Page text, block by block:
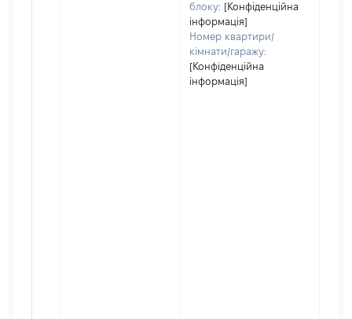
блоку: [Конфіденційна
інформація]
Номер квартири/
кімнати/гаражу:
[Конфіденційна
інформація]